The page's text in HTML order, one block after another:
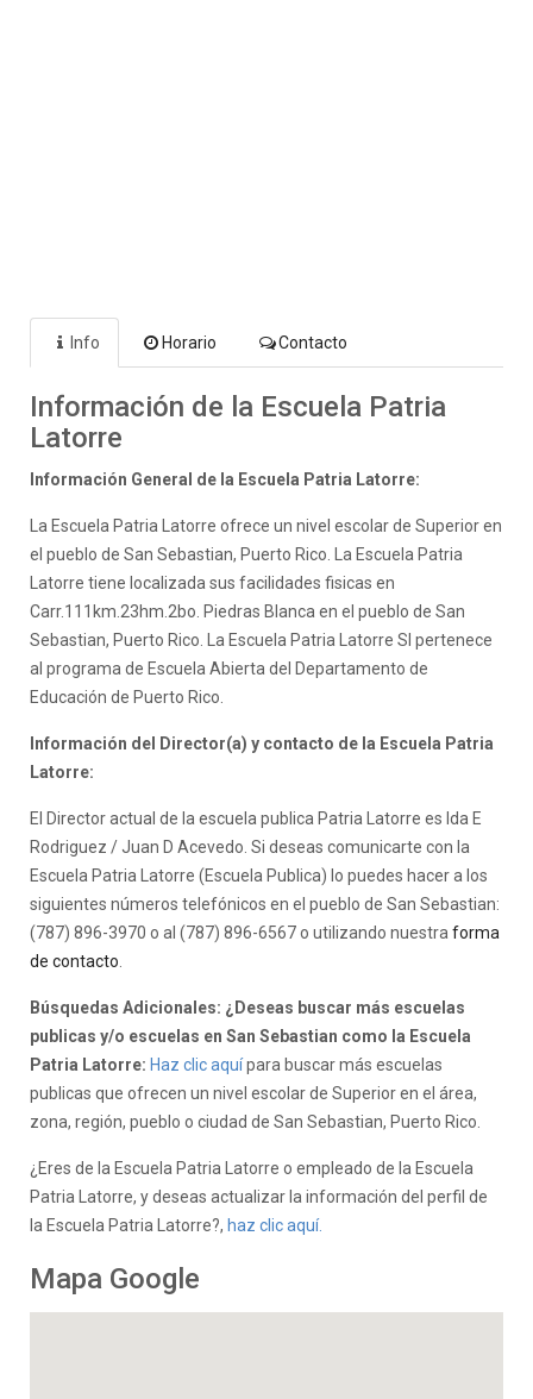
Info Horario Contacto
Información de la Escuela Patria
Latorre
Información General de la Escuela Patria Latorre:
La Escuela Patria Latorre ofrece un nivel escolar de Superior en
el pueblo de San Sebastian, Puerto Rico. La Escuela Patria
Latorre tiene localizada sus facilidades fisicas en
Carr.111km.23hm.2bo. Piedras Blanca en el pueblo de San
Sebastian, Puerto Rico. La Escuela Patria Latorre SI pertenece
al programa de Escuela Abierta del Departamento de
Educación de Puerto Rico.
Información del Director(a) y contacto de la Escuela Patria
Latorre:
El Director actual de la escuela publica Patria Latorre es Ida E
Rodriguez / Juan D Acevedo. Si deseas comunicarte con la
Escuela Patria Latorre (Escuela Publica) lo puedes hacer a los
siguientes números telefónicos en el pueblo de San Sebastian:
(787) 896-3970 o al (787) 896-6567 o utilizando nuestra forma
de contacto
Búsquedas Adicionales: ¿Deseas buscar más escuelas
publicas y/o escuelas en San Sebastian como la Escuela
Patria Latorre: Haz clic aquípara buscar más escuelas
publicas que ofrecen un nivel escolar de Superior en el área,
zona, región, pueblo o ciudad de San Sebastian, Puerto Rico.
¿Eres de la Escuela Patria Latorre o empleado de la Escuela
Patria Latorre, y deseas actualizar la información del perfil de
la Escuela Patria Latorre?, haz clic aquí.
Mapa Google